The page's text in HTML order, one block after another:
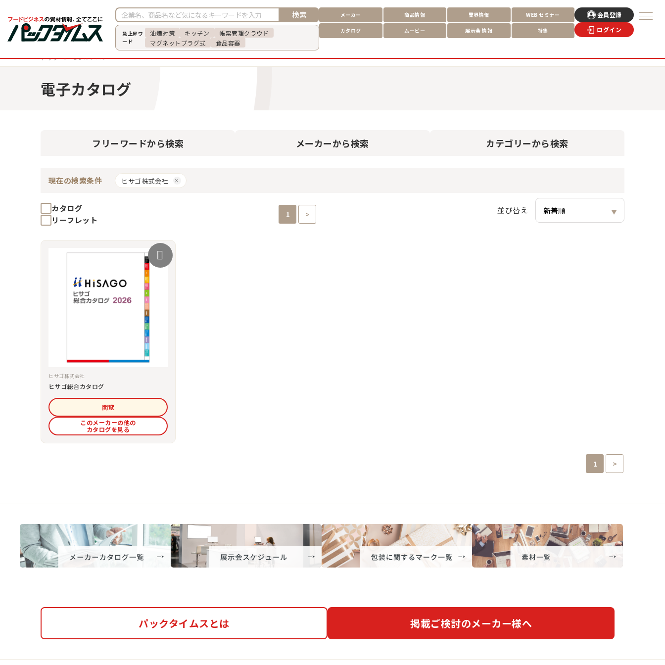
検索
急上昇ワ
ード
油煙対策 キッチン
帳票管理クラウド
マグネットプラグ式
食品容器
メーカー 商品情報 業界情報 WEB セミナー
カタログ ムービー 展示会 情報 特集
会員登録
ログイン
トップ 電子カタログ
電子カタログ
フリーワードから検索 メーカーから検索 カテゴリーから検索
現在の検索条件 ヒサゴ株式会社
カタログ
リーフレット
1 > 並び替え
ヒサゴ株式会社
ヒサゴ総合カタログ
閲覧
このメーカーの他の
カタログを見る
1 >
パックタイムスとは 掲載ご検討のメーカー様へ